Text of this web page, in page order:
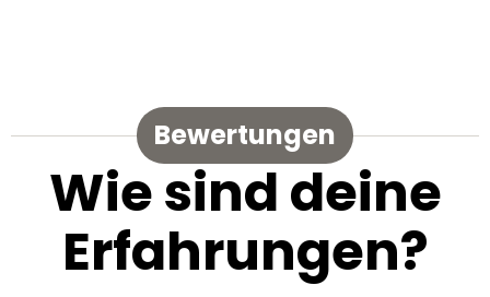
Bewertungen
Wie sind deine
Erfahrungen?